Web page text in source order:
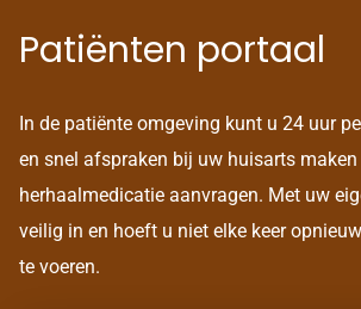
Patiënten portaal
In de patiënte omgeving kunt u 24 uur
en snel afspraken bij uw huisarts maken
herhaalmedicatie aanvragen. Met uw
veilig in en hoeft u niet elke keer
te voeren.